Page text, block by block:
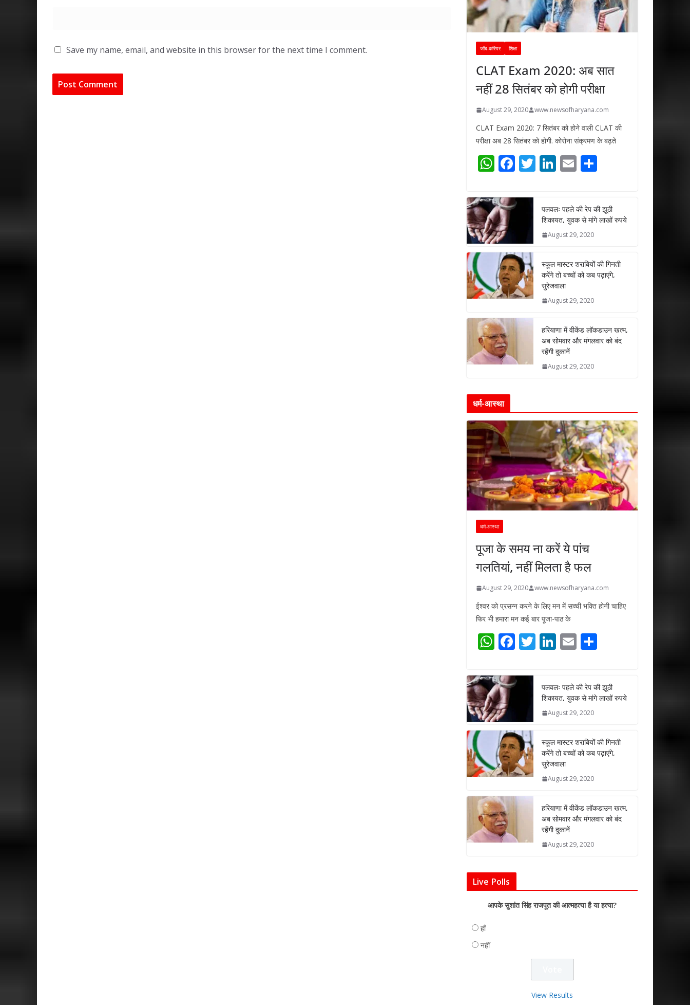
Save my name, email, and website in this browser for the next time I comment. जॉब-करियर शिक्षा
CLAT Exam 2020: अब सात
नहीं 28 सितंबर को होगी परीक्षा
August 29, 2020 www.newsofharyana.com
CLAT Exam 2020: 7 सितंबर को होने वाली CLAT की
परीक्षा अब 28 सितंबर को होगी. कोरोना संक्रमण के बढ़ते
W
at
s
A
p
p
F
e
b
o
k
T
er
Li
e
dI
n
E
l e
पलवलः पहले की रेप की झूठी
शिकायत, युवक से मांगे लाखों रुपये
August 29, 2020
स्कूल मास्टर शराबियों की गिनती
करेंगे तो बच्चों को कब पढ़ाएंगे,
सुरेजवाला
August 29, 2020
हरियाणा में वीकेंड लॉकडाउन खत्म,
अब सोमवार और मंगलवार को बंद
रहेंगी दुकानें
August 29, 2020
धर्म-आस्था
धर्म-आस्था
पूजा के समय ना करें ये पांच
गलतियां, नहीं मिलता है फल
August 29, 2020 www.newsofharyana.com
ईश्वर को प्रसन्न करने के लिए मन में सच्ची भक्ति होनी चाहिए
फिर भी हमारा मन कई बार पूजा-पाठ के
W
at
s
A
p
p
F
e
b
o
k
T
er
Li
e
dI
n
E
l e
पलवलः पहले की रेप की झूठी
शिकायत, युवक से मांगे लाखों रुपये
August 29, 2020
स्कूल मास्टर शराबियों की गिनती
करेंगे तो बच्चों को कब पढ़ाएंगे,
सुरेजवाला
August 29, 2020
हरियाणा में वीकेंड लॉकडाउन खत्म,
अब सोमवार और मंगलवार को बंद
रहेंगी दुकानें
August 29, 2020
Live Polls
आपके सुशांत सिंह राजपूत की आत्महत्या है या हत्या?
हाँ
नहीं
View Results